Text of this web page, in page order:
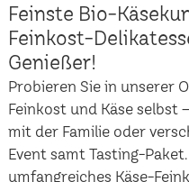
Feinste Bio-
Feinkost-
Genießer!
Probieren Sie in unserer
Feinkost und Käse selbst
mit der Familie oder
Event samt Tasting-
umfangreiches Käse-